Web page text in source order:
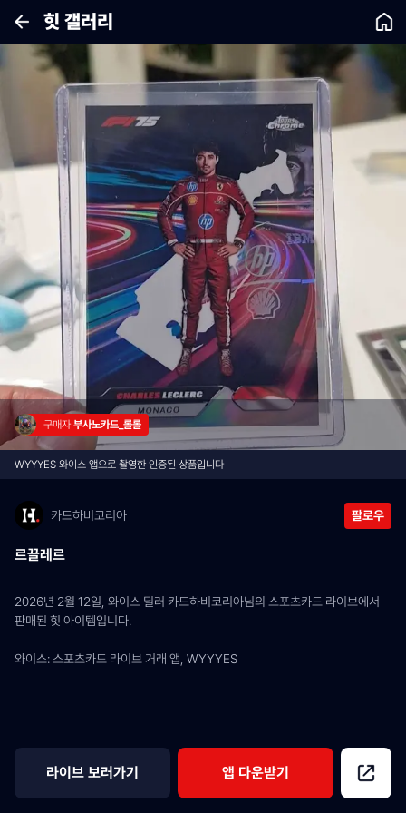
힛 갤러리
구매자 부사노카드_롤롤
WYYYES 와이스 앱으로 촬영한 인증된 상품입니다
카드하비코리아 팔로우
르끌레르
2026년 2월 12일, 와이스 딜러 카드하비코리아님의 스포츠카드 라이브에서
판매된 힛 아이템입니다.
와이스: 스포츠카드 라이브 거래 앱, WYYYES
라이브 보러가기 앱 다운받기